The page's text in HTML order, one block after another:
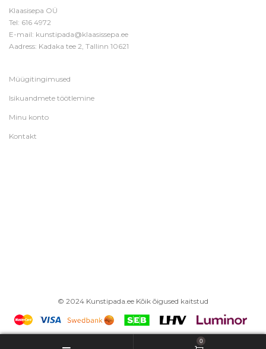
Klaasisepa OÜ
Tel: 616 4972
E-mail: kunstipada@klaasissepa.ee
Aadress: Kadaka tee 2, Tallinn 10621
Müügitingimused
Isikuandmete töötlemine
Minu konto
Kontakt
© 2024 Kunstipada.ee Kõik õigused kaitstud
0